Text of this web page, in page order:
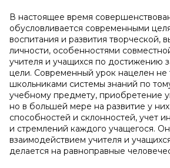
В настоящее время
обусловливается современными
воспитания и развития творческой,
личности, особенностями
учителя и учащихся по достижению
цели. Современный урок нацелен не
школьниками системы знаний по
учебному предмету, приобретение
но в большей мере на развитие у
способностей и склонностей, учет
и стремлений каждого учащегося.
взаимодействием учителя и
делается на равноправные